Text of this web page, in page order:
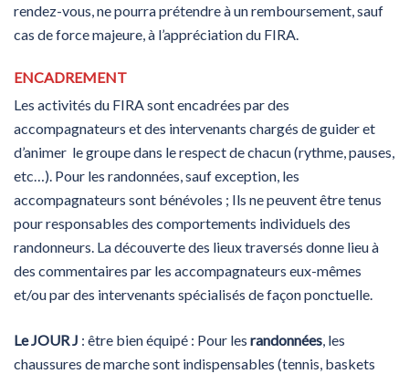
rendez-vous, ne pourra prétendre à un remboursement, sauf
cas de force majeure, à l’appréciation du FIRA.
ENCADREMENT
Les activités du FIRA sont encadrées par des
accompagnateurs et des intervenants chargés de guider et
d’animer le groupe dans le respect de chacun (rythme, pauses,
etc…). Pour les randonnées, sauf exception, les
accompagnateurs sont bénévoles ; Ils ne peuvent être tenus
pour responsables des comportements individuels des
randonneurs. La découverte des lieux traversés donne lieu à
des commentaires par les accompagnateurs eux-mêmes
et/ou par des intervenants spécialisés de façon ponctuelle.
Le JOUR J : être bien équipé : Pour les randonnées, les
chaussures de marche sont indispensables (tennis, baskets